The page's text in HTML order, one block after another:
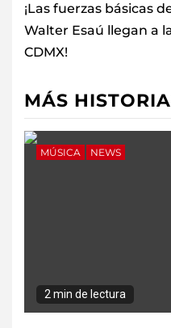
¡Las fuerzas básicas
Walter Esaú llegan a
CDMX!
MÁS
MÚSICA NEWS
2 min de lectura